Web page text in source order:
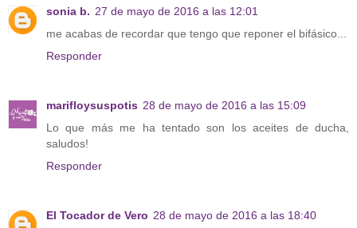
sonia b. 27 de mayo de 2016 a las 12:01
me acabas de recordar que tengo que reponer el bifásico...
Responder
marifloysuspotis 28 de mayo de 2016 a las 15:09
Lo que más me ha tentado son los aceites de ducha,
saludos!
Responder
El Tocador de Vero 28 de mayo de 2016 a las 18:40